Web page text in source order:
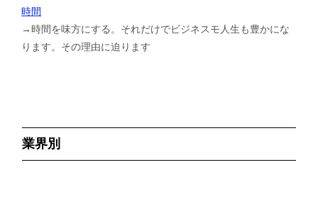
時間
→時間を味方にする。それだけでビジネスモ人生も豊かにな
ります。その理由に迫ります
業界別